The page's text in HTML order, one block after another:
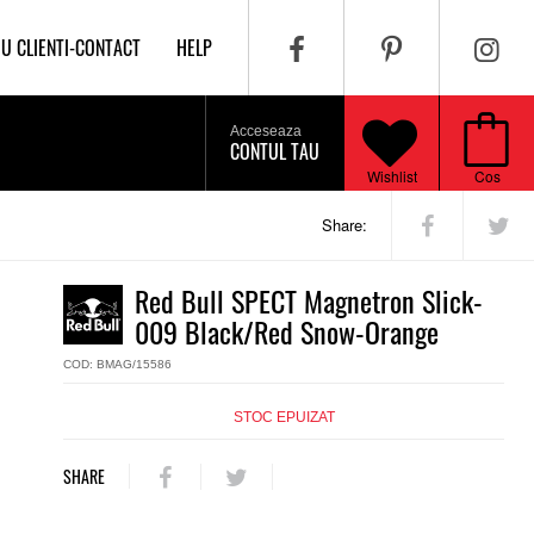
CLIENTI-CONTACT HELP
Cos
Wishlist
Acceseaza
CONTUL TAU
Share:
Red Bull SPECT Magnetron Slick-
009 Black/Red Snow-Orange
COD: BMAG/15586
STOC EPUIZAT
SHARE